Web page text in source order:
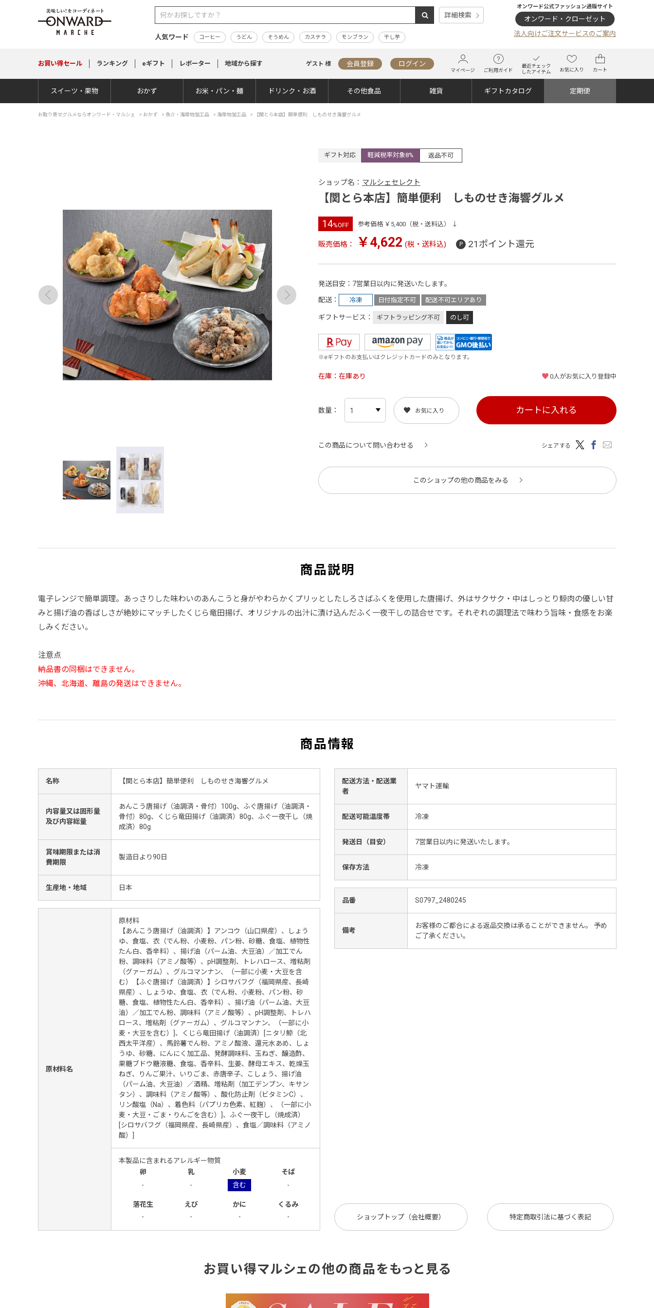
詳細検索
人気ワード コーヒー うどん そうめん カステラ モンブラン 干し芋
オンワード公式ファッション通販サイト
オンワード・クローゼット
法人向けご注文サービスのご案内
お買い得セール ランキング eギフト レポーター 地域から探す ゲスト 様 会員登録 ログイン
マイページ ご利用ガイド
最近チェック
したアイテム
お気に入り カート
スイーツ・果物 おかず お米・パン・麺 ドリンク・お酒 その他食品 雑貨 ギフトカタログ 定期便
お取り寄せグルメならオンワード・マルシェ > おかず > 魚介・海産物加工品 > 海産物加工品 > 【関とら本店】簡単便利 しものせき海響グルメ
ギフト対応 軽減税率対象8% 返品不可
ショップ名： マルシェセレクト
【関とら本店】簡単便利 しものせき海響グルメ
14%OFF 参考価格 ￥5,400（税・送料込） ↓
販売価格： ￥4,622 (税・送料込) 21ポイント還元
発送目安 7営業日以内に発送いたします。
配送 冷凍 日付指定不可 配送不可エリアあり
ギフトサービス ギフトラッピング不可 のし可
※eギフトのお支払いはクレジットカードのみとなります。
在庫 在庫あり 0人がお気に入り登録中
数量 お気に入り カートに入れる
この商品について問い合わせる シェアする
このショップの他の商品をみる
商品説明
電子レンジで簡単調理。あっさりした味わいのあんこうと身がやわらかくプリッとしたしろさばふくを使用した唐揚げ、外はサクサク・中はしっとり鯨肉の優しい甘
みと揚げ油の香ばしさが絶妙にマッチしたくじら竜田揚げ、オリジナルの出汁に漬け込んだふく一夜干しの詰合せです。それぞれの調理法で味わう旨味・食感をお楽
しみください。
注意点
納品書の同梱はできません。
沖縄、北海道、離島の発送はできません。
商品情報
名称 【関とら本店】簡単便利 しものせき海響グルメ
内容量又は固形量
及び内容総量
あんこう唐揚げ（油調済・骨付）100g、ふぐ唐揚げ（油調済・
骨付）80g、くじら竜田揚げ（油調済）80g、ふぐ一夜干し（焼
成済）80g
賞味期限または消
費期限
製造日より90日
生産地・地域 日本
原材料名
原材料
【あんこう唐揚げ（油調済）】アンコウ（山口県産）、しょう
ゆ、食塩、衣（でん粉、小麦粉、パン粉、砂糖、食塩、植物性
たん白、香辛料）、揚げ油（パーム油、大豆油）／加工でん
粉、調味料（アミノ酸等）、pH調整剤、トレハロース、増粘剤
（グァーガム）、グルコマンナン、（一部に小麦・大豆を含
む）【ふぐ唐揚げ（油調済）】シロサバフグ（福岡県産、長崎
県産）、しょうゆ、食塩、衣（でん粉、小麦粉、パン粉、砂
糖、食塩、植物性たん白、香辛料）、揚げ油（パーム油、大豆
油）／加工でん粉、調味料（アミノ酸等）、pH調整剤、トレハ
ロース、増粘剤（グァーガム）、グルコマンナン、（一部に小
麦・大豆を含む）]、くじら竜田揚げ（油調済）[ニタリ鯨（北
西太平洋産）、馬鈴薯でん粉、アミノ酸液、還元水あめ、しょ
うゆ、砂糖、にんにく加工品、発酵調味料、玉ねぎ、醸造酢、
果糖ブドウ糖液糖、食塩、香辛料、生姜、酵母エキス、乾燥玉
ねぎ、りんご果汁、いりごま、赤唐辛子、こしょう、揚げ油
（パーム油、大豆油）／酒精、増粘剤（加工デンプン、キサン
タン）、調味料（アミノ酸等）、酸化防止剤（ビタミンC）、
リン酸塩（Na）、着色料（パプリカ色素、紅麹）、（一部に小
麦・大豆・ごま・りんごを含む）]、ふぐ一夜干し（焼成済）
[シロサバフグ（福岡県産、長崎県産）、食塩／調味料（アミノ
酸）]
本製品に含まれるアレルギー物質
卵
乳 小麦
そば
-
- 含む -
落花生 えび かに
くるみ
-
- - -
配送方法・配送業
者
ヤマト運輸
配送可能温度帯 冷凍
発送日（目安） 7営業日以内に発送いたします。
保存方法 冷凍
品番 S0797_2480245
備考
お客様のご都合による返品交換は承ることができません。 予め
ご了承ください。
ショップトップ（会社概要） 特定商取引法に基づく表記
お買い得マルシェの他の商品をもっと見る